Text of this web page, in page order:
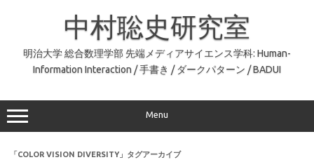
中村聡史研究室
明治大学 総合数理学部 先端メディアサイエンス学科: Human-
Information Interaction / 手書き / ダークパターン / BADUI
Menu
「COLOR VISION DIVERSITY 」タグアーカイブ